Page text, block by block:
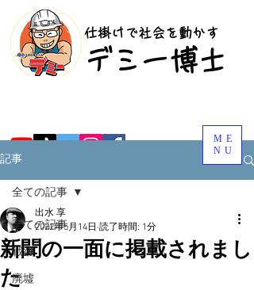
​仕掛けで社会を動かす
​デミー博士
ME
NU
記事
全ての記事
戦跡
廃墟
全ての記事
新聞の一面に掲載されまし
た
出水 享
2022年5月14日 読了時間: 1分